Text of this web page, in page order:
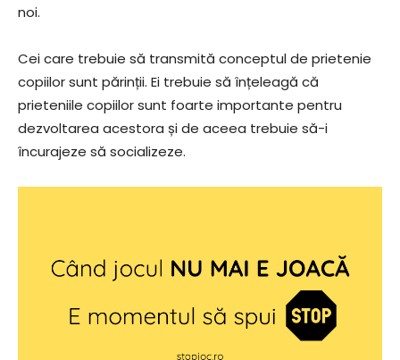
noi.
Cei care trebuie să transmită conceptul de prietenie
copiilor sunt părinții. Ei trebuie să înțeleagă că
prieteniile copiilor sunt foarte importante pentru
dezvoltarea acestora și de aceea trebuie să-i
încurajeze să socializeze.